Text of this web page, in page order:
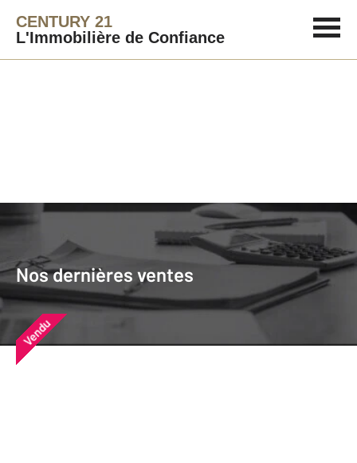
CENTURY 21
L'Immobilière de Confiance
Nos dernières ventes
Nos dernières ventes
Nos derniers biens vendus près de
chez vous
Vendu